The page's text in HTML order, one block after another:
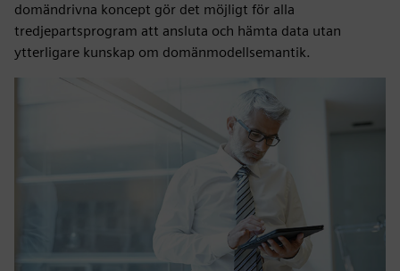
domändrivna koncept gör det möjligt för alla
tredjepartsprogram att ansluta och hämta data utan
ytterligare kunskap om domänmodellsemantik.